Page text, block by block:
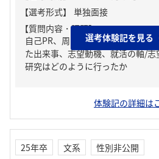
【質問内容・課題】
自己PR、周りからどんな人とい
た出来事、志望動機、就活の軸/
研究はどのように行ったか
選考体験記を見る
体験記の詳細は
25年卒 文系
性別非公開